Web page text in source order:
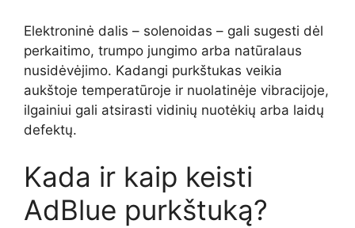
Elektroninė dalis – solenoidas – gali sugesti dėl
perkaitimo, trumpo jungimo arba natūralaus
nusidėvėjimo. Kadangi purkštukas veikia
aukštoje temperatūroje ir nuolatinėje vibracijoje,
ilgainiui gali atsirasti vidinių nuotėkių arba laidų
defektų.
Kada ir kaip keisti
AdBlue purkštuką?